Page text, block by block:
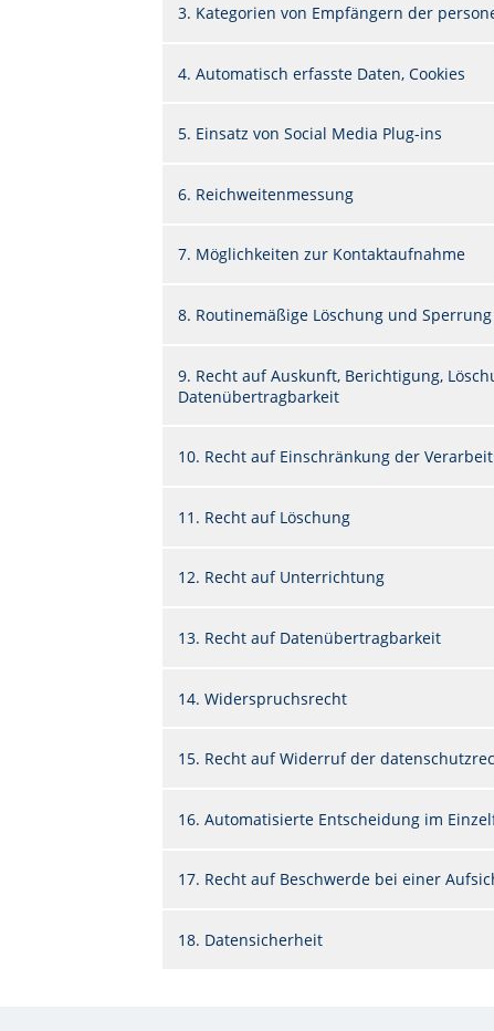
3. Kategorien von Empfängern der
4. Automatisch erfasste Daten, Cookies
5. Einsatz von Social Media Plug-ins
6. Reichweitenmessung
7. Möglichkeiten zur Kontaktaufnahme
8. Routinemäßige Löschung und
9. Recht auf Auskunft, Berichtigung,
Datenübertragbarkeit
10. Recht auf Einschränkung der
11. Recht auf Löschung
12. Recht auf Unterrichtung
13. Recht auf Datenübertragbarkeit
14. Widerspruchsrecht
15. Recht auf Widerruf der
16. Automatisierte Entscheidung im
17. Recht auf Beschwerde bei einer
18. Datensicherheit